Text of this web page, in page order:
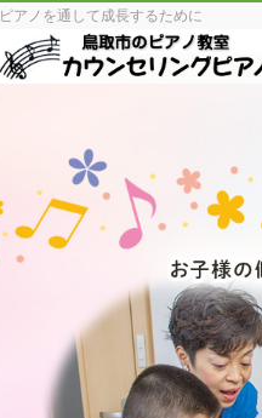
ピアノを通して成長するために